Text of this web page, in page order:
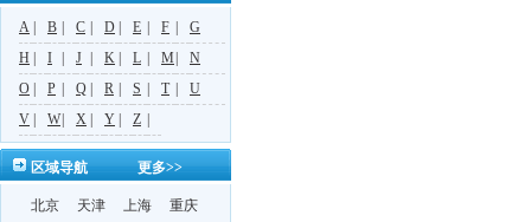
A B C D E F
G
H
I J K L M
N
O
P Q R S T
U
V
W X Y Z
更多>>
区域导航
北京 天津 上海
重庆